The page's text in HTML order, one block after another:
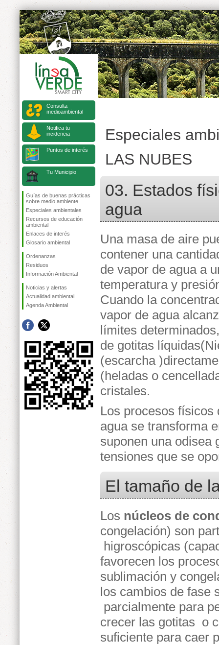
Consulta
medioambiental
Notifica tu
incidencia
Puntos de interés
Tu Municipio
Guías de buenas prácticas
sobre medio ambiente
Especiales ambientales
Recursos de educación
ambiental
Enlaces de interés
Glosario ambiental
Ordenanzas
Residuos
Información Ambiental
Noticias y alertas
Actualidad ambiental
Agenda Ambiental
Especiales
LAS NUBES
03. Estados
agua
Una masa de aire
contener una
de vapor de agua a
temperatura y
Cuando la
vapor de agua
límites
de gotitas
(escarcha
(heladas o
cristales.
Los procesos físicos
agua se transforma
suponen una odisea
tensiones que se
El tamaño de
Los núcleos de
congelación) son
higroscópicas
favorecen los
sublimación y
los cambios de fase
parcialmente para
crecer las gotitas o
suficiente para caer